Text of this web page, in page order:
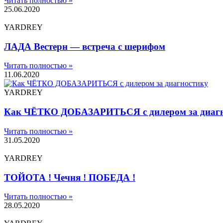
25.06.2020
YARDREY
ЛАДА Вестерн — встреча с шерифом
Читать полностью »
11.06.2020
YARDREY
Как ЧЁТКО ДОБАЗАРИТЬСЯ с дилером за
Читать полностью »
31.05.2020
YARDREY
ТОЙОТА ! Чечня ! ПОБЕДА !
Читать полностью »
28.05.2020